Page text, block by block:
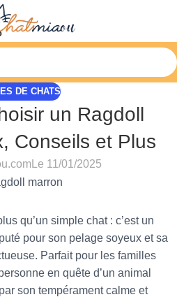
DE CHATS
un Ragdoll
Conseils et Plus
Le 11/01/2025
qu’un simple chat : c’est un
pour son pelage soyeux et sa
Parfait pour les familles
en quête d’un animal
son tempérament calme et